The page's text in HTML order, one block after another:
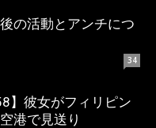
の活動とアンチにつ
34
】彼女がフィリピン
港で見送り